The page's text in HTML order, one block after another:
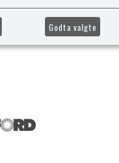
Godta valgte